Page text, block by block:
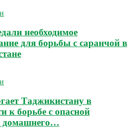
необходимое
для борьбы с саранчой в
Таджикистану в
к борьбе с опасной
домашнего…